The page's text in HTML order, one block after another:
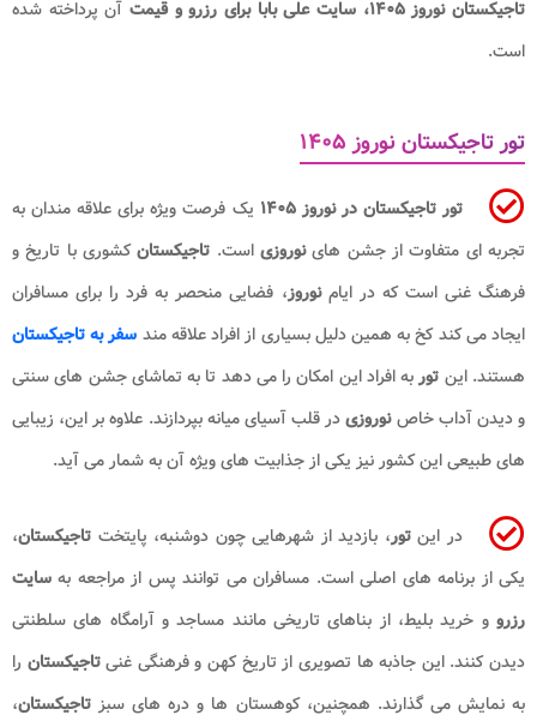
تاجیکستان نوروز ۱۴۰۵، سایت علی بابا برای رزرو و قیمت
آن پرداخته شده
است.
تور تاجیکستان نوروز ۱۴۰۵​
تور تاجیکستان در نوروز ۱۴۰۵​
یک فرصت ویژه برای علاقه مندان به
تجربه ای متفاوت از جشن هاینوروزیاست. تاجیکستانکشوری با تاریخ و
فرهنگ غنی است که در ایامنوروز، فضایی منحصر به فرد را برای مسافران
ایجاد می کند کخ به همین دلیل بسیاری از افراد علاقه مند سفر به تاجیکستان
هستند. این توربه افراد این امکان را می دهد تا به تماشای جشن های سنتی
و دیدن آداب خاصنوروزیدر قلب آسیای میانه بپردازند. علاوه بر این، زیبایی
های طبیعی این کشور نیز یکی از جذابیت های ویژه آن به شمار می آید.
در اینتور، بازدید از شهرهایی چون دوشنبه، پایتخت تاجیکستان،
یکی از برنامه های اصلی است. مسافران می توانند پس از مراجعه به سایت
رزروو خرید بلیط، از بناهای تاریخی مانند مساجد و آرامگاه های سلطنتی
دیدن کنند. این جاذبه ها تصویری از تاریخ کهن و فرهنگی غنیتاجیکستان را
به نمایش می گذارند. همچنین، کوهستان ها و دره های سبز تاجیکستان،